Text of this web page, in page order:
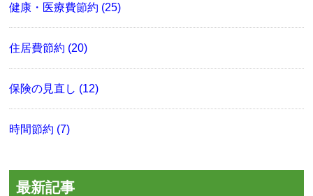
健康・医療費節約 (25)
住居費節約 (20)
保険の見直し (12)
時間節約 (7)
最新記事